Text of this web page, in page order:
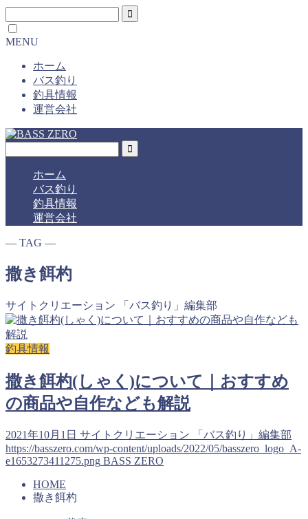
MENU
ホーム
バス釣り
釣具情報
運営会社
ホーム
バス釣り
釣具情報
運営会社
― TAG ―
撒き餌杓
サイトクリエーション 「バス釣り」編集部
釣具情報
撒き餌杓(しゃく)について｜おすすめ
の商品や自作なども解説
2021年10月1日 サイトクリエーション 「バス釣り」編集部
https://basszero.com/wp-content/uploads/2022/05/basszero_logo_A-
e1653273411275.png BASS ZERO
HOME
撒き餌杓